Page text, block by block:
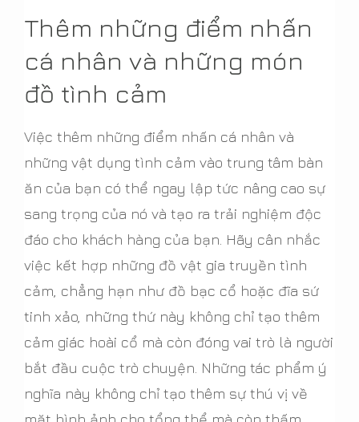
Thêm những điểm nhấn
cá nhân và những món
đồ tình cảm
Việc thêm những điểm nhấn cá nhân và
những vật dụng tình cảm vào trung tâm bàn
ăn của bạn có thể ngay lập tức nâng cao sự
sang trọng của nó và tạo ra trải nghiệm độc
đáo cho khách hàng của bạn. Hãy cân nhắc
việc kết hợp những đồ vật gia truyền tình
cảm, chẳng hạn như đồ bạc cổ hoặc đĩa sứ
tinh xảo, những thứ này không chỉ tạo thêm
cảm giác hoài cổ mà còn đóng vai trò là người
bắt đầu cuộc trò chuyện. Những tác phẩm ý
nghĩa này không chỉ tạo thêm sự thú vị về